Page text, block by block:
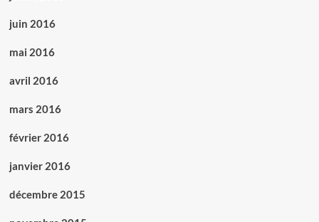
juin 2016
mai 2016
avril 2016
mars 2016
février 2016
janvier 2016
décembre 2015